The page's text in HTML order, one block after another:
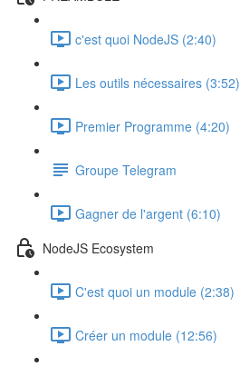
c'est quoi NodeJS (2:40)
Les outils nécessaires (3:52)
Premier Programme (4:20)
Groupe Telegram
Gagner de l'argent (6:10)
NodeJS Ecosystem
C'est quoi un module (2:38)
Créer un module (12:56)